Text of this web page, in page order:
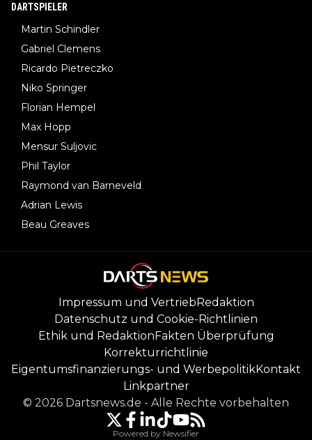
DARTSPIELER
Martin Schindler
Gabriel Clemens
Ricardo Pietreczko
Niko Springer
Florian Hempel
Max Hopp
Mensur Suljovic
Phil Taylor
Raymond van Barneveld
Adrian Lewis
Beau Greaves
Impressum und Vertrieb Redaktion
Datenschutz und Cookie-Richtlinien
Ethik und Redaktion Fakten Überprüfung
Korrekturrichtlinie
Eigentumsfinanzierungs- und WerbepolitikKontakt
Linkpartner
© 2026 Dartsnews.de - Alle Rechte vorbehalten
Powered by Newsifier